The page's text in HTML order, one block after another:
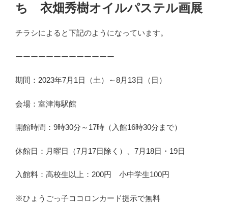
:ち 衣畑秀樹オイルパステル画展
チラシによると下記のようになっています。
ーーーーーーーーーーーーー
期間：2023年7月1日（土）～8月13日（日）
会場：室津海駅館
開館時間：9時30分～17時（入館16時30分まで）
休館日：月曜日（7月17日除く）、7月18日・19日
入館料：高校生以上：200円 小中学生100円
※ひょうごっ子ココロンカード提示で無料